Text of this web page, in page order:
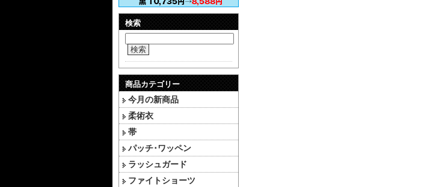
検索
検索
商品カテゴリー
今月の新商品
柔術衣
帯
パッチ･ワッペン
ラッシュガード
ファイトショーツ